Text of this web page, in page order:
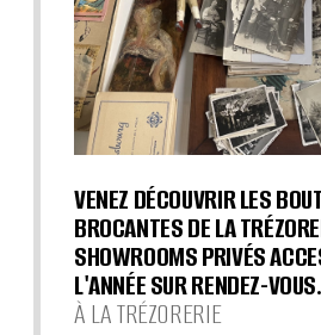
VENEZ DÉCOUVRIR LES
BROCANTES DE LA
SHOWROOMS PRIVÉS
L'ANNÉE SUR RENDEZ-VOUS.
À LA TRÉZORERIE